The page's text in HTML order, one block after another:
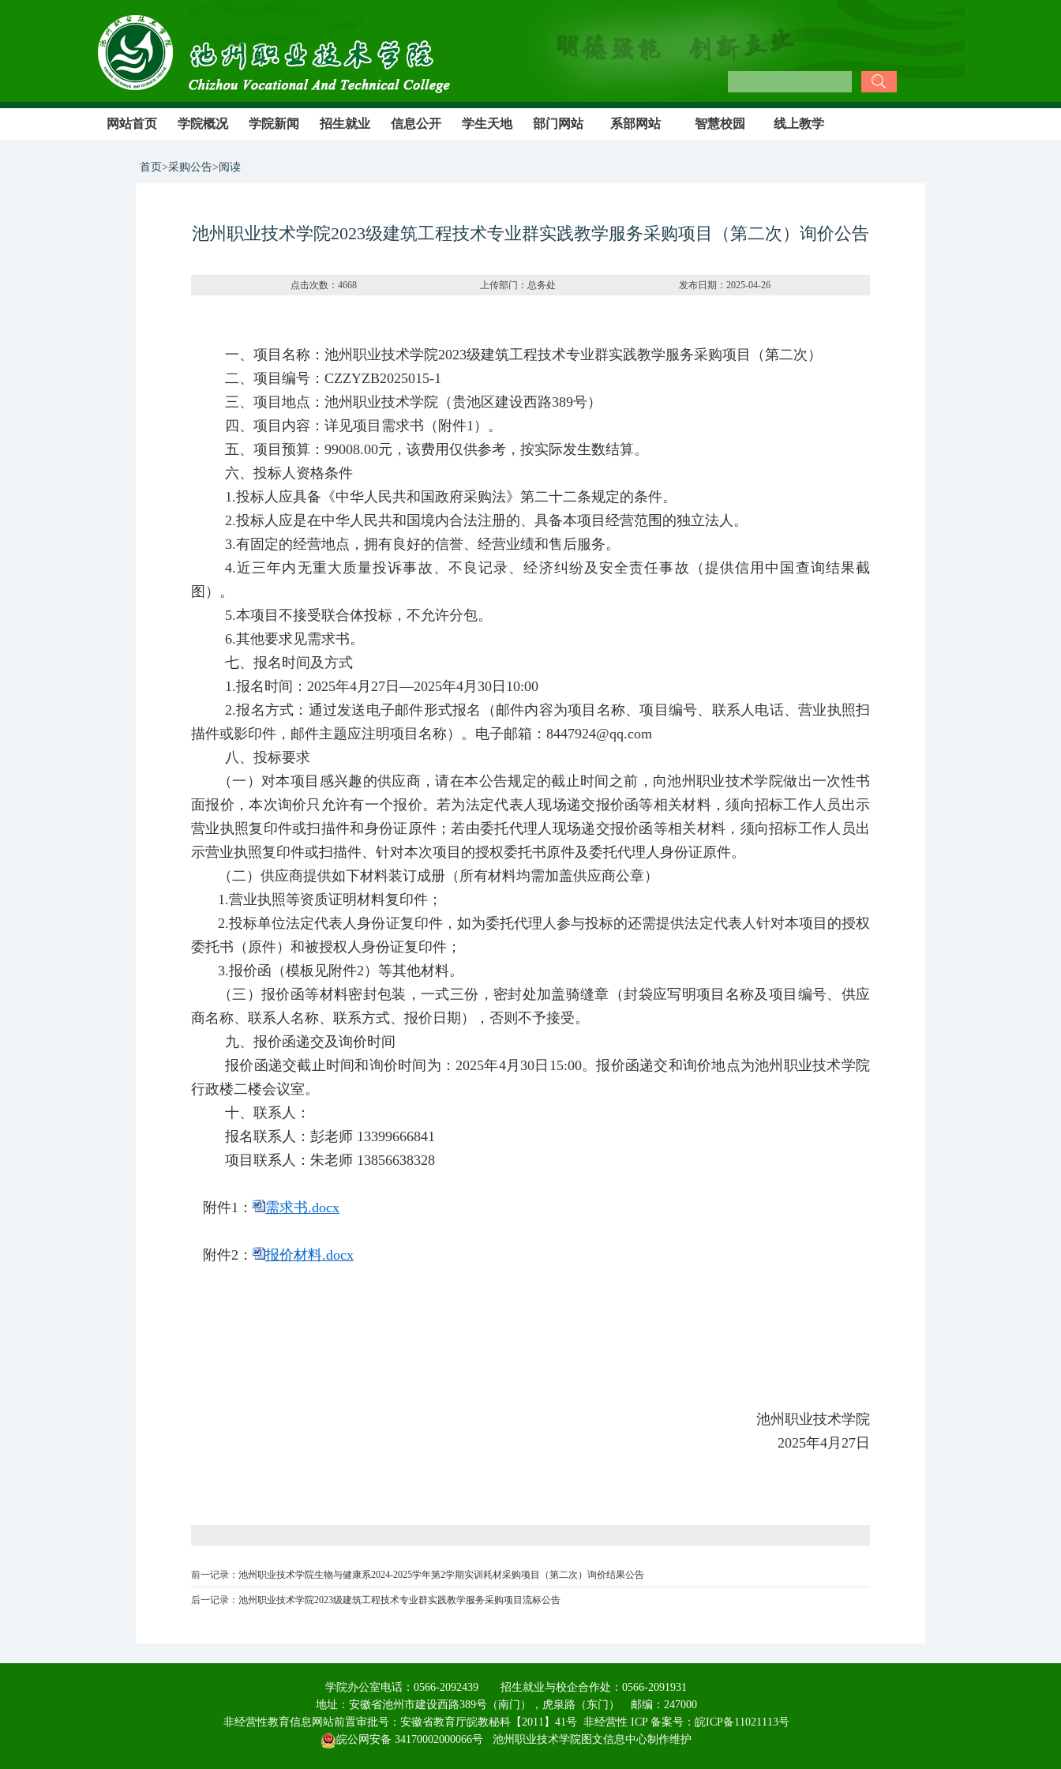
网站首页 学院概况 学院新闻 招生就业 信息公开 学生天地 部门网站 系部网站 智慧校园 线上教学
首页>采购公告>阅读
池州职业技术学院2023级建筑工程技术专业群实践教学服务采购项目（第二次）询价公告
点击次数：4668 上传部门：总务处 发布日期：2025-04-26
一、项目名称： 池州职业技术学院2023级建筑工程技术专业群实践教学服务采购项目（第二次）
二、项目编号：CZZYZB2025015-1
三、项目地点：池州职业技术学院（贵池区建设西路389号）
四、项目内容：详见项目需求书（附件1）。
五、项目预算：99008.00元，该费用仅供参考，按实际发生数结算。
六、投标人资格条件
1.投标人应具备《中华人民共和国政府采购法》第二十二条规定的条件。
2.投标人应是在中华人民共和国境内合法注册的、具备本项目经营范围的独立法人。
3.有固定的经营地点，拥有良好的信誉、经营业绩和售后服务。
4.近三年内无重大质量投诉事故、不良记录、经济纠纷及安全责任事故（提供信用中国查询结果截
图）。
5.本项目不接受联合体投标，不允许分包。
6.其他要求见需求书。
七、报名时间及方式
1.报名时间：2025年4月27日—2025年4月30日10:00
2.报名方式：通过发送电子邮件形式报名（邮件内容为项目名称、项目编号、联系人电话、营业执照扫
描件或影印件，邮件主题应注明项目名称）。电子邮箱：8447924@qq.com
八、投标要求
（一）对本项目感兴趣的供应商，请在本公告规定的截止时间之前，向池州职业技术学院做出一次性书
面报价，本次询价只允许有一个报价。若为法定代表人现场递交报价函等相关材料，须向招标工作人员出示
营业执照复印件或扫描件和身份证原件；若由委托代理人现场递交报价函等相关材料，须向招标工作人员出
示营业执照复印件或扫描件、针对本次项目的授权委托书原件及委托代理人身份证原件。
（二）供应商提供如下材料装订成册（所有材料均需加盖供应商公章）
1.营业执照等资质证明材料复印件；
2.投标单位法定代表人身份证复印件，如为委托代理人参与投标的还需提供法定代表人针对本项目的授权
委托书（原件）和被授权人身份证复印件；
3.报价函（模板见附件2）等其他材料。
（三）报价函等材料密封包装，一式三份，密封处加盖骑缝章（封袋应写明项目名称及项目编号、供应
商名称、联系人名称、联系方式、报价日期），否则不予接受。
九、报价函递交及询价时间
报价函递交截止时间和询价时间为：2025年4月30日15:00。报价函递交和询价地点为池州职业技术学院
行政楼二楼会议室。
十、联系人：
报名联系人：彭老师 13399666841
项目联系人：朱老师 13856638328
附件1： 需求书.docx
附件2： 报价材料.docx
池州职业技术学院
2025年4月27日
前一记录： 池州职业技术学院生物与健康系2024-2025学年第2学期实训耗材采购项目（第二次）询价结果公告
后一记录： 池州职业技术学院2023级建筑工程技术专业群实践教学服务采购项目流标公告
学院办公室电话：0566-2092439 招生就业与校企合作处：0566-2091931
地址：安徽省池州市建设西路389号（南门），虎泉路（东门） 邮编：247000
非经营性教育信息网站前置审批号：安徽省教育厅皖教秘科【2011】41号 非经营性 ICP 备案号： 皖ICP备11021113号
皖公网安备 34170002000066号 池州职业技术学院图文信息中心制作维护